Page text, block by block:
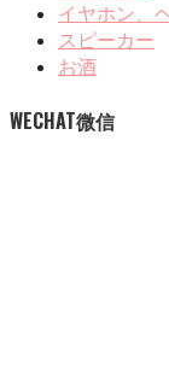
イヤホン、
スピーカー
お酒
WECHAT微信